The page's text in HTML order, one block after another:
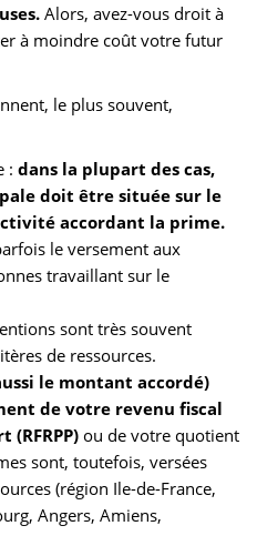
Alors, avez-vous droit à
à moindre coût votre futur
le plus souvent,
: dans la plupart des cas,
doit être située sur le
accordant la prime.
le versement aux
travaillant sur le
sont très souvent
de ressources.
le montant accordé)
de votre revenu fiscal
ou de votre quotient
sont, toutefois, versées
(région Ile-de-France,
Angers, Amiens,